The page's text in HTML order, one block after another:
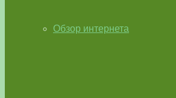
Обзор интернета